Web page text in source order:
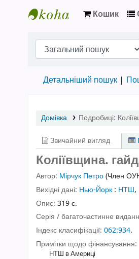
Кошик
Детальніший пошук
Домівка Подробиці:
Звичайний вигляд
Коліївщина.
Автор: Мірчук Петро(Член
Вихідні дані: Нью-Йорк : НТШ,
Опис: 319 с.
Серія / багаточастинне
Індекс класифікації: 062:934.
Примітки щодо фінансування:
НТШ в Америці